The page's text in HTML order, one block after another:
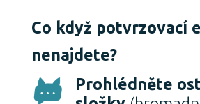
Co když potvrzovací
nenajdete?
Prohlédněte